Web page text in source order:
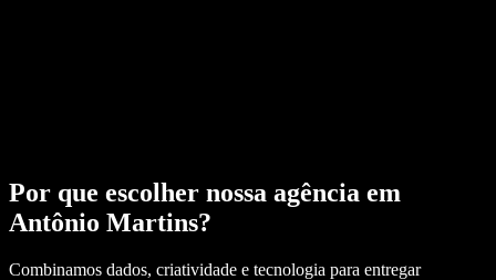
Por que escolher nossa agência em
Antônio Martins?
Combinamos dados, criatividade e tecnologia para entregar